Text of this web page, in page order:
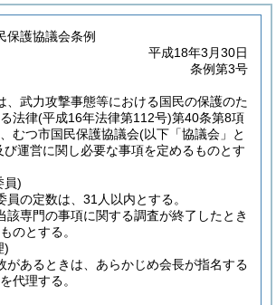
保護協議会条例
平成18年3月30日
条例第3号
、武力攻撃事態等における国民の保護のた
法律(平成16年法律第112号)第40条第8項
むつ市国民保護協議会(以下「協議会」と
び運営に関し必要な事項を定めるものとす
員)
員の定数は、31人以内とする。
該専門の事項に関する調査が終了したとき
のとする。
)
があるときは、あらかじめ会長が指名する
代理する。